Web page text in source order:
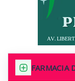
FARMACIA